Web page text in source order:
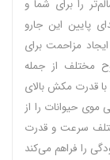
را برای شما و
پایین این جارو
مزاحمت برای
مختلف از جمله
قدرت مکش بالای
موی حیوانات را از
سرعت و قدرت
را فراهم می‌کند